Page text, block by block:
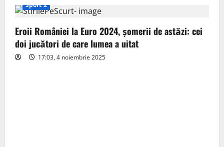
Sport 2
Eroii României la Euro 2024, șomerii de astăzi: cei
doi jucători de care lumea a uitat
17:03, 4 noiembrie 2025